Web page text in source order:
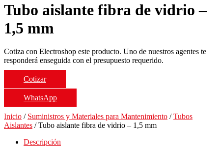
Tubo aislante fibra de vidrio –
1,5 mm
Cotiza con Electroshop este producto. Uno de nuestros agentes te
responderá enseguida con el presupuesto requerido.
Cotizar
WhatsApp
Inicio / Suministros y Materiales para Mantenimiento /Tubos
Aislantes / Tubo aislante fibra de vidrio – 1,5 mm
Descripción